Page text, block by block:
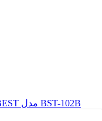
هویه قلمی 50 وات BEST مدل BST-102B